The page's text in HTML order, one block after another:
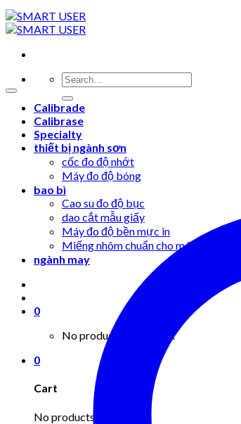
Search
for:
Calibrade
Calibrase
Specialty
thiết bị ngành sơn
cốc đo độ nhớt
Máy đo độ bóng
bao bì
Cao su đo độ bục
dao cắt mẫu giấy
Máy đo độ bền mực in
Miếng nhôm chuẩn cho máy đo độ bục
ngành may
0
No products in the cart.
0
Cart
No products in the cart.